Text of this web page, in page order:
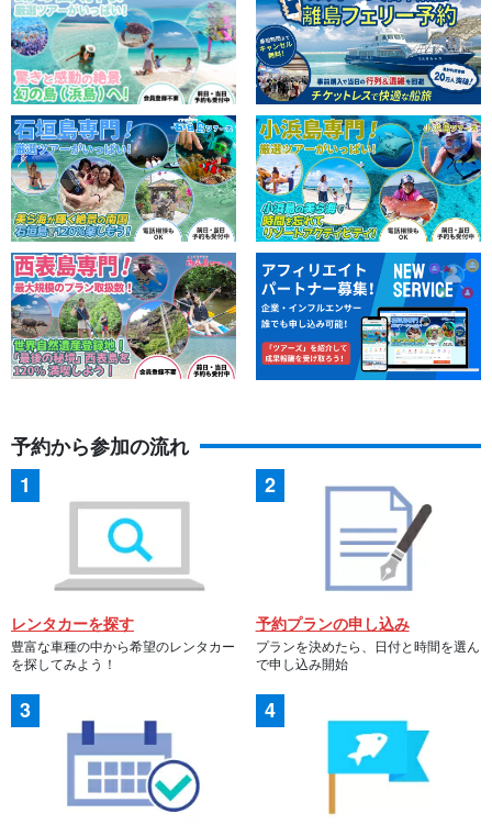
予約から参加の流れ
レンタカーを探す
豊富な車種の中から希望のレンタカー
を探してみよう！
予約プランの申し込み
プランを決めたら、日付と時間を選ん
で申し込み開始